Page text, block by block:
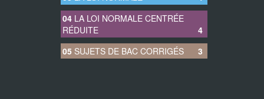
04LA LOI NORMALE CENTRÉE
RÉDUITE
4
05SUJETS DE BAC CORRIGÉS 3